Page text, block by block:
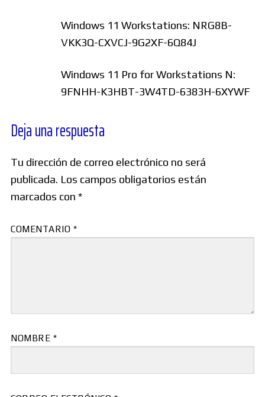
Windows 11 Workstations: NRG8B-
VKK3Q-CXVCJ-9G2XF-6Q84J
Windows 11 Pro for Workstations N:
9FNHH-K3HBT-3W4TD-6383H-6XYWF
Deja una respuesta
Tu dirección de correo electrónico no será
publicada. Los campos obligatorios están
marcados con *
COMENTARIO *
NOMBRE *